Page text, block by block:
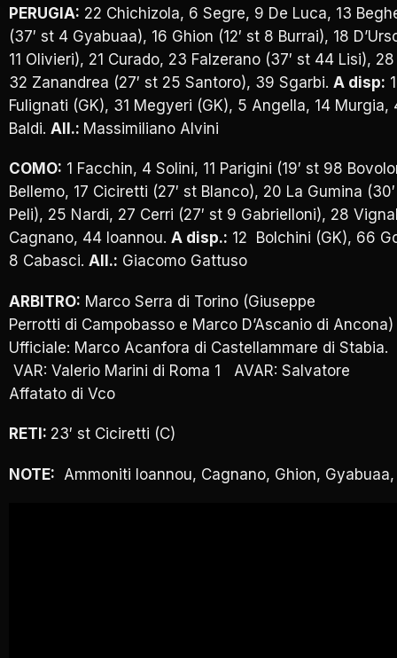
PERUGIA: 22 Chichizola, 6 Segre, 9 De Luca, 13
(37′ st 4 Gyabuaa), 16 Ghion (12′ st 8 Burrai), 18
11 Olivieri), 21 Curado, 23 Falzerano (37′ st 44 Lisi),
32 Zanandrea (27′ st 25 Santoro), 39 Sgarbi. A disp: 1
Fulignati (GK), 31 Megyeri (GK), 5 Angella, 14 Murgia,
Baldi. All.: Massimiliano Alvini
COMO: 1 Facchin, 4 Solini, 11 Parigini (19′ st 98
Bellemo, 17 Ciciretti (27′ st Blanco), 20 La Gumina
Peli), 25 Nardi, 27 Cerri (27′ st 9 Gabrielloni), 28
Cagnano, 44 Ioannou. A disp.: 12 Bolchini (GK), 66
8 Cabasci. All.: Giacomo Gattuso
ARBITRO: Marco Serra di Torino (Giuseppe
Perrotti di Campobasso e Marco D’Ascanio di Ancona)
Ufficiale: Marco Acanfora di Castellammare di Stabia.
VAR: Valerio Marini di Roma 1 AVAR: Salvatore
Affatato di Vco
RETI: 23′ st Ciciretti (C)
NOTE: Ammoniti Ioannou, Cagnano, Ghion, Gyabuaa,